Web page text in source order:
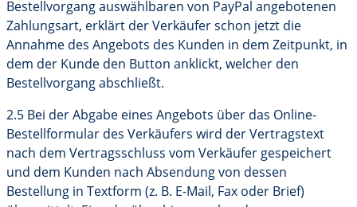
Bestellvorgang auswählbaren von PayPal angebotenen
Zahlungsart, erklärt der Verkäufer schon jetzt die
Annahme des Angebots des Kunden in dem Zeitpunkt, in
dem der Kunde den Button anklickt, welcher den
Bestellvorgang abschließt.
2.5 Bei der Abgabe eines Angebots über das Online-
Bestellformular des Verkäufers wird der Vertragstext
nach dem Vertragsschluss vom Verkäufer gespeichert
und dem Kunden nach Absendung von dessen
Bestellung in Textform (z. B. E-Mail, Fax oder Brief)